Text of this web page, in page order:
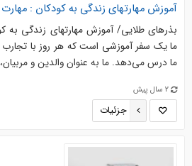
آموزش مهارتهای زندگی به کودکان :
بذرهای طلایی/ آموزش مهارتهای زندگی به
ما یک سفر آموزشی است که هر روز با
ما درس می‌دهد. ما به عنوان والدین و
2 سال پیش
جزئیات